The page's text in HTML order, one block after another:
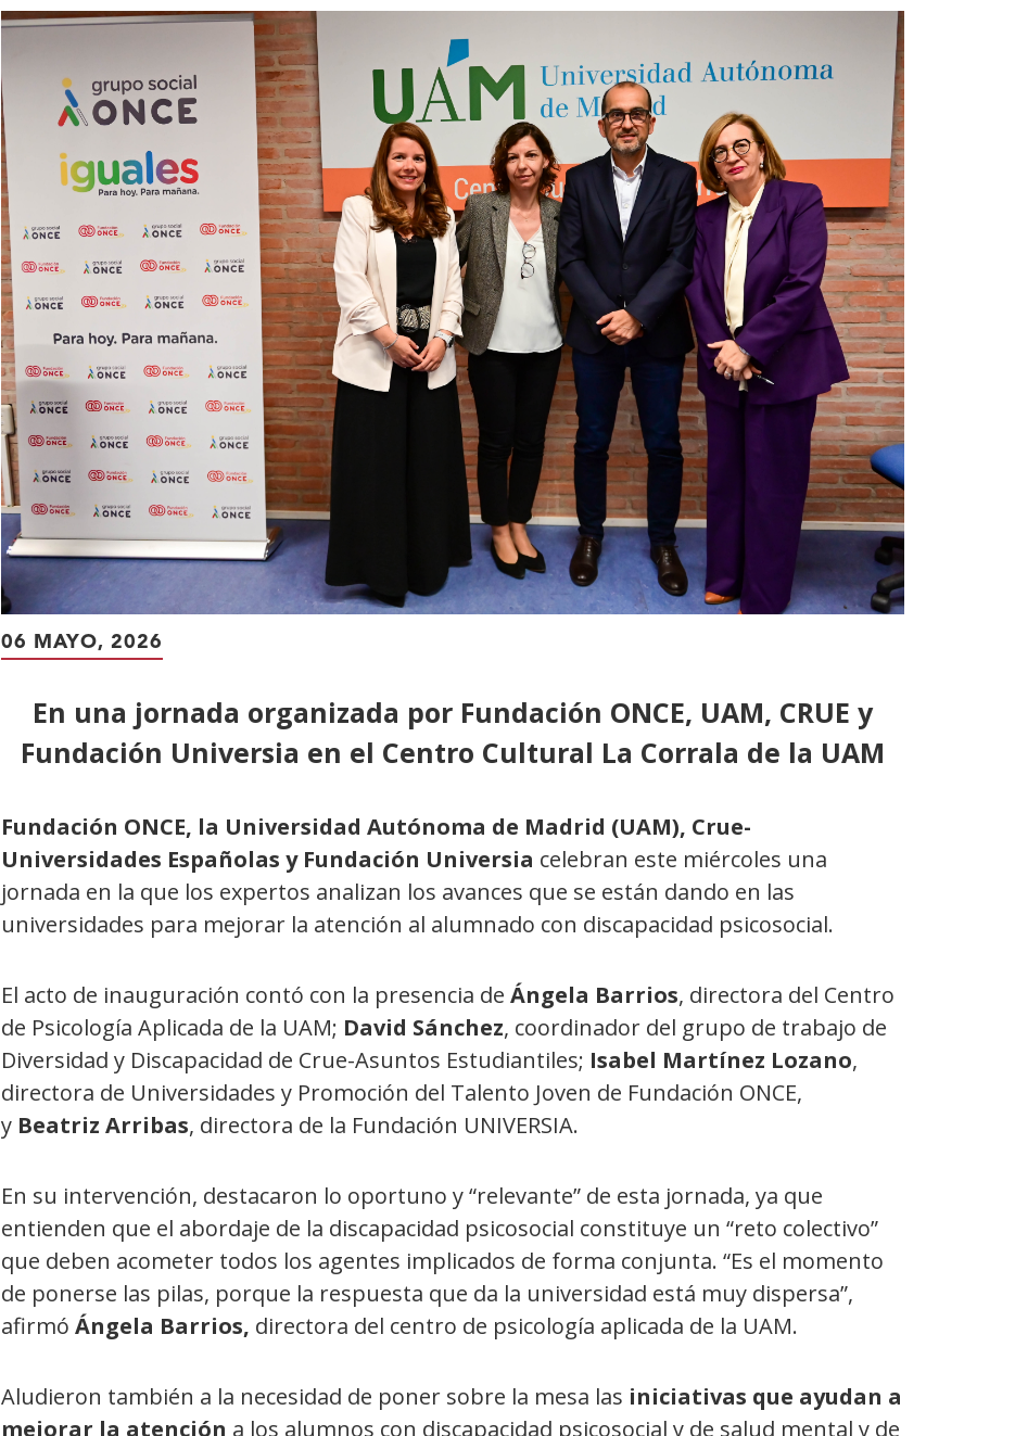
06 MAYO, 2026
En una jornada organizada por Fundación ONCE, UAM, CRUE y
Fundación Universia en el Centro Cultural La Corrala de la UAM
Fundación ONCE, la Universidad Autónoma de Madrid (UAM), Crue-
Universidades Españolas y Fundación Universia celebran este miércoles una
jornada en la que los expertos analizan los avances que se están dando en las
universidades para mejorar la atención al alumnado con discapacidad psicosocial.
El acto de inauguración contó con la presencia de Ángela Barrios, directora del Centro
de Psicología Aplicada de la UAM; David Sánchez, coordinador del grupo de trabajo de
Diversidad y Discapacidad de Crue-Asuntos Estudiantiles; Isabel Martínez Lozano,
directora de Universidades y Promoción del Talento Joven de Fundación ONCE,
y Beatriz Arribas, directora de la Fundación UNIVERSIA.
En su intervención, destacaron lo oportuno y “relevante” de esta jornada, ya que
entienden que el abordaje de la discapacidad psicosocial constituye un “reto colectivo”
que deben acometer todos los agentes implicados de forma conjunta. “Es el momento
de ponerse las pilas, porque la respuesta que da la universidad está muy dispersa”,
afirmó Ángela Barrios, directora del centro de psicología aplicada de la UAM.
Aludieron también a la necesidad de poner sobre la mesa las iniciativas que ayudan a
mejorar la atención a los alumnos con discapacidad psicosocial y de salud mental y de